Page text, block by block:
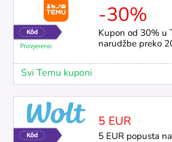
-30%
Kupon od 30% u
narudžbe preko
Svi Temu kuponi
5 EUR
5 EUR popusta